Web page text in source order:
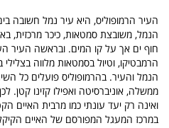
העיר הרמופוליס, היא עיר נמל חשובה
הנמל, משובצת סמטאות, כיכר מרכזית,
חוף ים אך על קו המים. ובראשה העיר
הרמבטיקו, וטיול בסמטאות מלווה בצלילי
הנמל והעיר. בהרמופוליס פועלים כל
ממשלה, אוניברסיטה ואפילו קזינו קטן.
ואינה רק יעד עונתי כמו מרבית האיים
במרכז המעגל המפורסם של האיים